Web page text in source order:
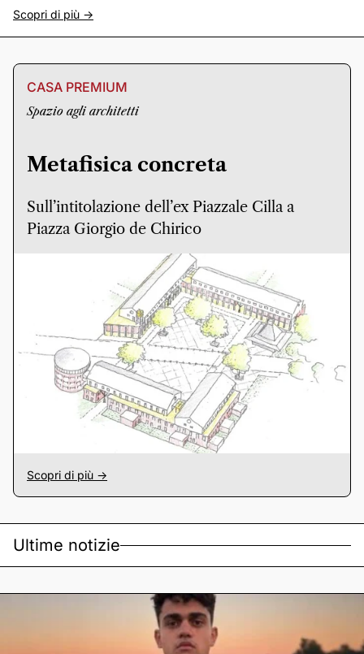
Scopri di più ->
CASA PREMIUM
Spazio agli architetti
Metafisica concreta
Sull’intitolazione dell’ex Piazzale Cilla a
Piazza Giorgio de Chirico
Scopri di più ->
Ultime notizie